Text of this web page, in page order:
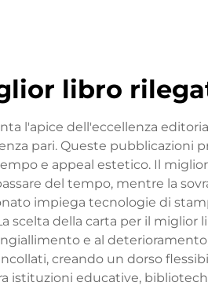
libro
l'apice dell'eccellenza
pari. Queste
e appeal estetico. Il
del tempo, mentre la
impiega tecnologie di
scelta della carta per il
e al
creando un dorso
istituzioni educative,